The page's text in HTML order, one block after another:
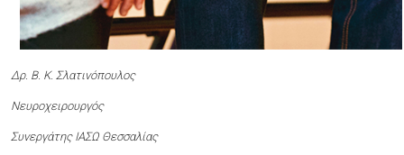
Δρ. Β. Κ. Σλατινόπουλος
Νευροχειρουργός
Συνεργάτης ΙΑΣΩ Θεσσαλίας